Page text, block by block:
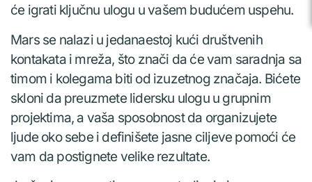
će igrati ključnu ulogu u vašem budućem uspehu.
Mars se nalazi u jedanaestoj kući društvenih
kontakata i mreža, što znači da će vam saradnja sa
timom i kolegama biti od izuzetnog značaja. Bićete
skloni da preuzmete lidersku ulogu u grupnim
projektima, a vaša sposobnost da organizujete
ljude oko sebe i definišete jasne ciljeve pomoći će
vam da postignete velike rezultate.